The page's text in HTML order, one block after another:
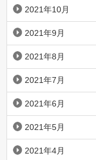
2021年10月
2021年9月
2021年8月
2021年7月
2021年6月
2021年5月
2021年4月